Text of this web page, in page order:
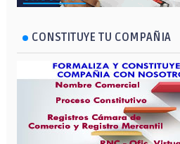
CONSTITUYE TU COMPAÑIA